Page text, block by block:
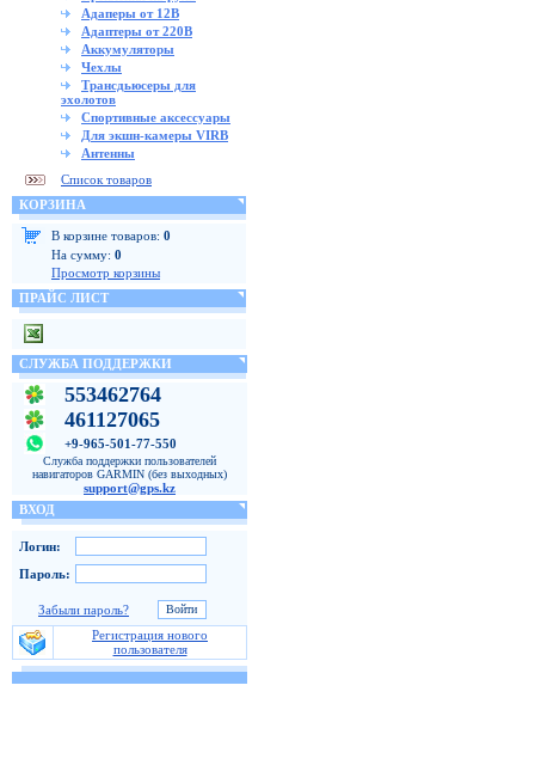
Адаперы от 12В
Адаптеры от 220В
Аккумуляторы
Чехлы
Трансдьюсеры для
эхолотов
Спортивные аксессуары
Для экшн-камеры VIRB
Антенны
Список товаров
КОРЗИНА
В корзине товаров: 0
На сумму: 0
Просмотр корзины
ПРАЙС ЛИСТ
СЛУЖБА ПОДДЕРЖКИ
553462764
461127065
+9-965-501-77-550
Служба поддержки пользователей
навигаторов GARMIN (без выходных)
support@gps.kz
ВХОД
Логин:
Пароль:
Забыли пароль?
Регистрация нового
пользователя